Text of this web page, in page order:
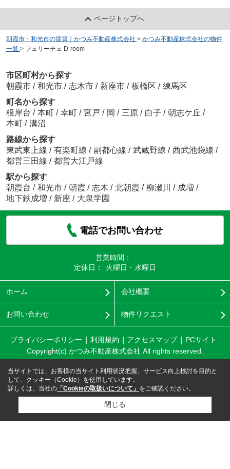
ページトップへ
朝霞市・和光市の賃貸｜かつみ不動産株式会社 > かつみ不動産株式会社の物件
一覧 > フェリーチェ D-room
市区町村から探す
朝霞市 / 和光市 / 志木市 / 新座市 / 板橋区 / 練馬区
町名から探す
根岸台 / 本町 / 幸町 / 宮戸 / 岡 / 三原 / 白子 / 朝志ケ丘 /
本町 / 溝沼
路線から探す
東武東上線 / 有楽町線 / 副都心線 / 武蔵野線 / 西武池袋線 /
都営三田線 / 都営大江戸線
駅から探す
朝霞台 / 和光市 / 朝霞 / 志木 / 北朝霞 / 柳瀬川 / 成増 /
地下鉄成増 / 新座 / 大泉学園
電話でお問い合わせ
営業時間：
定休日：
火曜日・水曜日
ホーム 会社概要
お問い合わせ 物件リクエスト
プライバシーポリシー 利用規約 アクセスマップ
PCサイト
Copyright(c) かつみ不動産株式会社 All rights reserved.
当サイトでは、お客様の当サイト利用状況把握、サービス向上検討を目的と
して、クッキー（Cookie）を使用しています。
詳しくは、当社の 「Cookieの取扱いについて」 をご確認ください。
閉じる